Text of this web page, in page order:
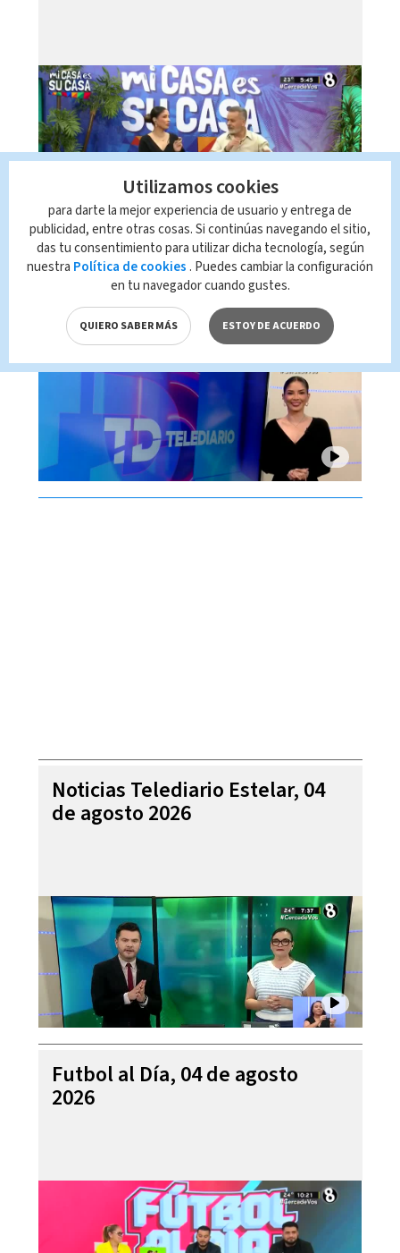
Telediario En Directo con Paula
Brenes, 05 de agosto 2026
Noticias Telediario Estelar, 04
de agosto 2026
Futbol al Día, 04 de agosto
2026
Utilizamos cookies
para darte la mejor experiencia de usuario y entrega de
publicidad, entre otras cosas. Si continúas navegando el sitio,
das tu consentimiento para utilizar dicha tecnología, según
nuestra Política de cookies . Puedes cambiar la configuración
en tu navegador cuando gustes.
QUIERO SABER MÁS ESTOY DE ACUERDO